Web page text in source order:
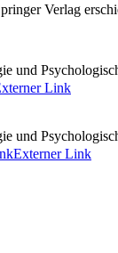
Verlag
und
Link
und
Externer Link